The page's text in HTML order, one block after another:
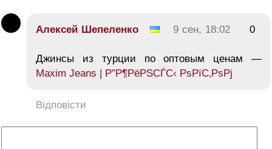
Алексей Шепеленко 9 сен, 18:02 0
Джинсы из турции по оптовым ценам —
Maxim Jeans | Р”Р¶РёРЅСЃС‹ РѕРїС‚РѕРј
Відповісти